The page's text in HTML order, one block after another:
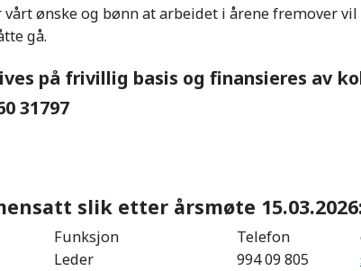
ønske og bønn at arbeidet i årene fremover
gå.
på frivillig basis og finansieres av
31797
slik etter årsmøte
Funksjon Telefon
Leder 994 09 805